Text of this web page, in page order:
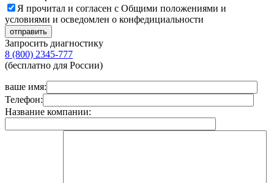
Я прочитал и согласен с Общими положениями и
условиями и осведомлен о конфедициальности
Запросить диагностику
8 (800) 2345-777
(бесплатно для России)
ваше имя:
Телефон:
Название компании: